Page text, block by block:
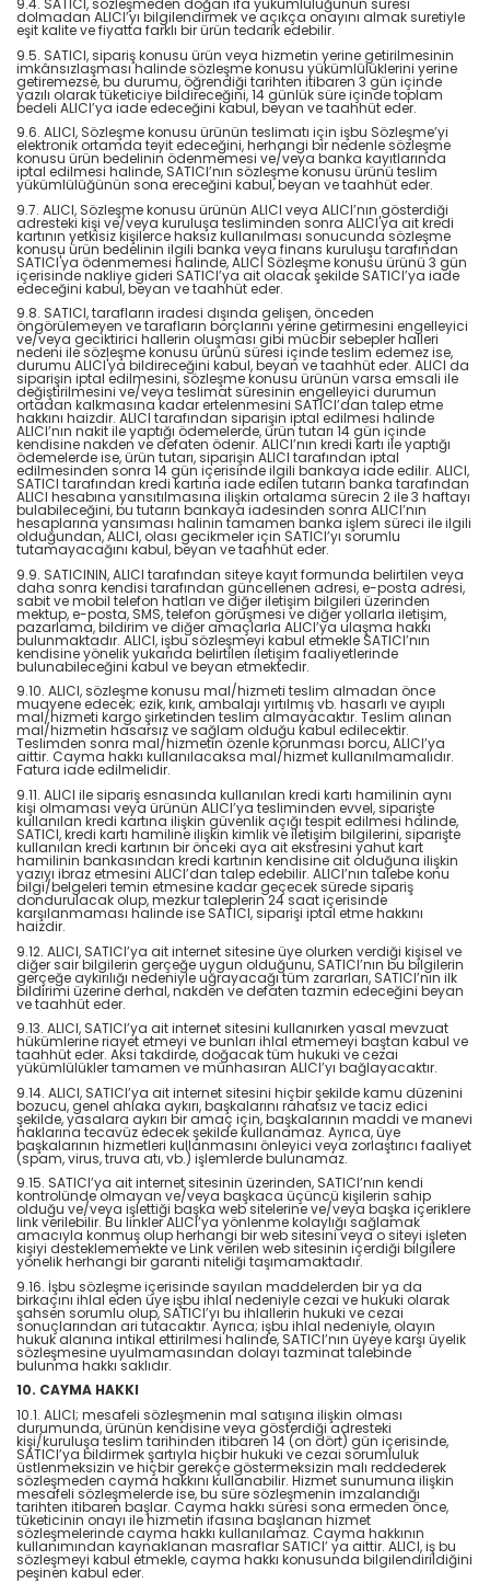
9.4. SATICI, sözleşmeden doğan ifa yükümlülüğünün süresi
dolmadan ALICI’yı bilgilendirmek ve açıkça onayını almak suretiyle
eşit kalite ve fiyatta farklı bir ürün tedarik edebilir.
9.5. SATICI, sipariş konusu ürün veya hizmetin yerine getirilmesinin
imkânsızlaşması halinde sözleşme konusu yükümlülüklerini yerine
getiremezse, bu durumu, öğrendiği tarihten itibaren 3 gün içinde
yazılı olarak tüketiciye bildireceğini, 14 günlük süre içinde toplam
bedeli ALICI’ya iade edeceğini kabul, beyan ve taahhüt eder.
9.6. ALICI, Sözleşme konusu ürünün teslimatı için işbu Sözleşme’yi
elektronik ortamda teyit edeceğini, herhangi bir nedenle sözleşme
konusu ürün bedelinin ödenmemesi ve/veya banka kayıtlarında
iptal edilmesi halinde, SATICI’nın sözleşme konusu ürünü teslim
yükümlülüğünün sona ereceğini kabul, beyan ve taahhüt eder.
9.7. ALICI, Sözleşme konusu ürünün ALICI veya ALICI’nın gösterdiği
adresteki kişi ve/veya kuruluşa tesliminden sonra ALICI'ya ait kredi
kartının yetkisiz kişilerce haksız kullanılması sonucunda sözleşme
konusu ürün bedelinin ilgili banka veya finans kuruluşu tarafından
SATICI'ya ödenmemesi halinde, ALICI Sözleşme konusu ürünü 3 gün
içerisinde nakliye gideri SATICI’ya ait olacak şekilde SATICI’ya iade
edeceğini kabul, beyan ve taahhüt eder.
9.8. SATICI, tarafların iradesi dışında gelişen, önceden
öngörülemeyen ve tarafların borçlarını yerine getirmesini engelleyici
ve/veya geciktirici hallerin oluşması gibi mücbir sebepler halleri
nedeni ile sözleşme konusu ürünü süresi içinde teslim edemez ise,
durumu ALICI'ya bildireceğini kabul, beyan ve taahhüt eder. ALICI da
siparişin iptal edilmesini, sözleşme konusu ürünün varsa emsali ile
değiştirilmesini ve/veya teslimat süresinin engelleyici durumun
ortadan kalkmasına kadar ertelenmesini SATICI’dan talep etme
hakkını haizdir. ALICI tarafından siparişin iptal edilmesi halinde
ALICI’nın nakit ile yaptığı ödemelerde, ürün tutarı 14 gün içinde
kendisine nakden ve defaten ödenir. ALICI’nın kredi kartı ile yaptığı
ödemelerde ise, ürün tutarı, siparişin ALICI tarafından iptal
edilmesinden sonra 14 gün içerisinde ilgili bankaya iade edilir. ALICI,
SATICI tarafından kredi kartına iade edilen tutarın banka tarafından
ALICI hesabına yansıtılmasına ilişkin ortalama sürecin 2 ile 3 haftayı
bulabileceğini, bu tutarın bankaya iadesinden sonra ALICI’nın
hesaplarına yansıması halinin tamamen banka işlem süreci ile ilgili
olduğundan, ALICI, olası gecikmeler için SATICI’yı sorumlu
tutamayacağını kabul, beyan ve taahhüt eder.
9.9. SATICININ, ALICI tarafından siteye kayıt formunda belirtilen veya
daha sonra kendisi tarafından güncellenen adresi, e-posta adresi,
sabit ve mobil telefon hatları ve diğer iletişim bilgileri üzerinden
mektup, e-posta, SMS, telefon görüşmesi ve diğer yollarla iletişim,
pazarlama, bildirim ve diğer amaçlarla ALICI’ya ulaşma hakkı
bulunmaktadır. ALICI, işbu sözleşmeyi kabul etmekle SATICI’nın
kendisine yönelik yukarıda belirtilen iletişim faaliyetlerinde
bulunabileceğini kabul ve beyan etmektedir.
9.10. ALICI, sözleşme konusu mal/hizmeti teslim almadan önce
muayene edecek; ezik, kırık, ambalajı yırtılmış vb. hasarlı ve ayıplı
mal/hizmeti kargo şirketinden teslim almayacaktır. Teslim alınan
mal/hizmetin hasarsız ve sağlam olduğu kabul edilecektir.
Teslimden sonra mal/hizmetin özenle korunması borcu, ALICI’ya
aittir. Cayma hakkı kullanılacaksa mal/hizmet kullanılmamalıdır.
Fatura iade edilmelidir.
9.11. ALICI ile sipariş esnasında kullanılan kredi kartı hamilinin aynı
kişi olmaması veya ürünün ALICI’ya tesliminden evvel, siparişte
kullanılan kredi kartına ilişkin güvenlik açığı tespit edilmesi halinde,
SATICI, kredi kartı hamiline ilişkin kimlik ve iletişim bilgilerini, siparişte
kullanılan kredi kartının bir önceki aya ait ekstresini yahut kart
hamilinin bankasından kredi kartının kendisine ait olduğuna ilişkin
yazıyı ibraz etmesini ALICI’dan talep edebilir. ALICI’nın talebe konu
bilgi/belgeleri temin etmesine kadar geçecek sürede sipariş
dondurulacak olup, mezkur taleplerin 24 saat içerisinde
karşılanmaması halinde ise SATICI, siparişi iptal etme hakkını
haizdir.
9.12. ALICI, SATICI’ya ait internet sitesine üye olurken verdiği kişisel ve
diğer sair bilgilerin gerçeğe uygun olduğunu, SATICI’nın bu bilgilerin
gerçeğe aykırılığı nedeniyle uğrayacağı tüm zararları, SATICI’nın ilk
bildirimi üzerine derhal, nakden ve defaten tazmin edeceğini beyan
ve taahhüt eder.
9.13. ALICI, SATICI’ya ait internet sitesini kullanırken yasal mevzuat
hükümlerine riayet etmeyi ve bunları ihlal etmemeyi baştan kabul ve
taahhüt eder. Aksi takdirde, doğacak tüm hukuki ve cezai
yükümlülükler tamamen ve münhasıran ALICI’yı bağlayacaktır.
9.14. ALICI, SATICI’ya ait internet sitesini hiçbir şekilde kamu düzenini
bozucu, genel ahlaka aykırı, başkalarını rahatsız ve taciz edici
şekilde, yasalara aykırı bir amaç için, başkalarının maddi ve manevi
haklarına tecavüz edecek şekilde kullanamaz. Ayrıca, üye
başkalarının hizmetleri kullanmasını önleyici veya zorlaştırıcı faaliyet
(spam, virus, truva atı, vb.) işlemlerde bulunamaz.
9.15. SATICI’ya ait internet sitesinin üzerinden, SATICI’nın kendi
kontrolünde olmayan ve/veya başkaca üçüncü kişilerin sahip
olduğu ve/veya işlettiği başka web sitelerine ve/veya başka içeriklere
link verilebilir. Bu linkler ALICI’ya yönlenme kolaylığı sağlamak
amacıyla konmuş olup herhangi bir web sitesini veya o siteyi işleten
kişiyi desteklememekte ve Link verilen web sitesinin içerdiği bilgilere
yönelik herhangi bir garanti niteliği taşımamaktadır.
9.16. İşbu sözleşme içerisinde sayılan maddelerden bir ya da
birkaçını ihlal eden üye işbu ihlal nedeniyle cezai ve hukuki olarak
şahsen sorumlu olup, SATICI’yı bu ihlallerin hukuki ve cezai
sonuçlarından ari tutacaktır. Ayrıca; işbu ihlal nedeniyle, olayın
hukuk alanına intikal ettirilmesi halinde, SATICI’nın üyeye karşı üyelik
sözleşmesine uyulmamasından dolayı tazminat talebinde
bulunma hakkı saklıdır.
10. CAYMA HAKKI
10.1. ALICI; mesafeli sözleşmenin mal satışına ilişkin olması
durumunda, ürünün kendisine veya gösterdiği adresteki
kişi/kuruluşa teslim tarihinden itibaren 14 (on dört) gün içerisinde,
SATICI’ya bildirmek şartıyla hiçbir hukuki ve cezai sorumluluk
üstlenmeksizin ve hiçbir gerekçe göstermeksizin malı reddederek
sözleşmeden cayma hakkını kullanabilir. Hizmet sunumuna ilişkin
mesafeli sözleşmelerde ise, bu süre sözleşmenin imzalandığı
tarihten itibaren başlar. Cayma hakkı süresi sona ermeden önce,
tüketicinin onayı ile hizmetin ifasına başlanan hizmet
sözleşmelerinde cayma hakkı kullanılamaz. Cayma hakkının
kullanımından kaynaklanan masraflar SATICI’ ya aittir. ALICI, iş bu
sözleşmeyi kabul etmekle, cayma hakkı konusunda bilgilendirildiğini
peşinen kabul eder.